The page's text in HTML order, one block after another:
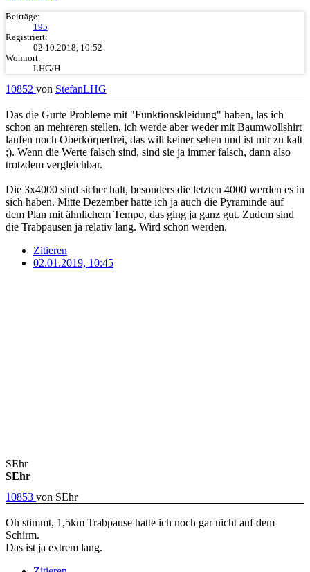
Beiträge:
195
Registriert:
02.10.2018, 10:52
Wohnort:
LHG/H
10852 von StefanLHG
Das die Gurte Probleme mit "Funktionskleidung" haben, las ich
schon an mehreren stellen, ich werde aber weder mit Baumwollshirt
laufen noch Oberkörperfrei, das will keiner sehen und ist mir zu kalt
;). Wenn die Werte falsch sind, sind sie ja immer falsch, dann also
trotzdem vergleichbar.
Die 3x4000 sind sicher halt, besonders die letzten 4000 werden es in
sich haben. Mitte Dezember hatte ich ja auch die Pyraminde auf
dem Plan mit ähnlichem Tempo, das ging ja ganz gut. Zudem sind
die Trabpausen ja relativ lang. Wird schon werden.
Zitieren
02.01.2019, 10:45
SEhr
SEhr
10853 von SEhr
Oh stimmt, 1,5km Trabpause hatte ich noch gar nicht auf dem
Schirm.
Das ist ja extrem lang.